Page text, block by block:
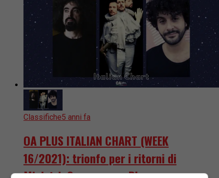
Classifiche5 anni fa
OA PLUS ITALIAN CHART (WEEK
16/2021): trionfo per i ritorni di